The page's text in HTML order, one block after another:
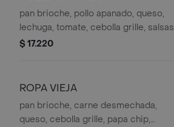
pan brioche, pollo apanado, queso,
lechuga, tomate, cebolla grille, salsas
$ 17.220
ROPA VIEJA
pan brioche, carne desmechada,
queso, cebolla grille, papa chip,